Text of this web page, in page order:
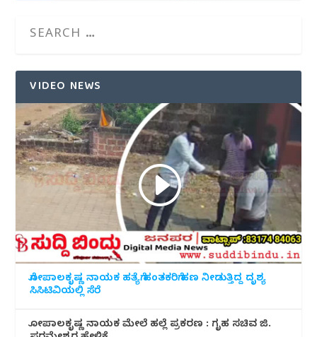
VIDEO NEWS
ಗೋಪಾಲಕೃಷ್ಣ ನಾಯಕ ಹತ್ಯೆಗೆ ಹಂತಕರಿಗೆ ಹಣ ನೀಡುತ್ತಿದ್ದ ದೃಶ್ಯ
ಸಿಸಿಟಿವಿಯಲ್ಲಿ ಸೆರೆ
ಗೋಪಾಲಕೃಷ್ಣ ನಾಯಕ ಮೇಲೆ ಹಲ್ಲೆ ಪ್ರಕರಣ : ಗೃಹ ಸಚಿವ ಜಿ.